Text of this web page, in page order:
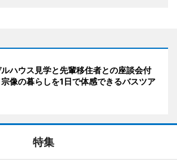
ハウス見学と先輩移住者との座談会付
宗像の暮らしを1日で体感できるバスツア
特集